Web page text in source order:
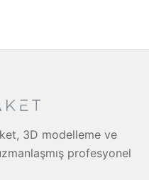
3D modelleme ve
profesyonel